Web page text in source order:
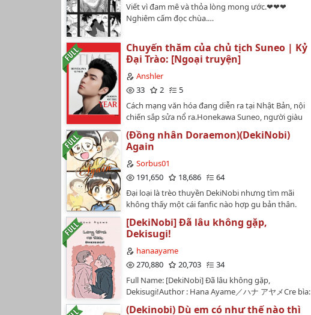
Viết vì đam mê và thỏa lòng mong ước.❤❤❤
Nghiêm cấm đọc chùa.…
Chuyến thăm của chủ tịch Suneo | Kỷ
Đại Trào: [Ngoại truyện]
Anshler
33
2
5
Cách mạng văn hóa đang diễn ra tại Nhật Bản, nội
chiến sắp sửa nổ ra.Honekawa Suneo, người giàu
đó.Anh ta có liên quan gì đến Doraemon không?
Mời mọi người đọc để biết.Tên truyện: Kỷ Đại Trào:
[Ngoại truyện] Chuyến thăm của chủ tịch
SuneoLưu ý : Câu chuyện này thuộc thể loại lịch sử
ngoài đời (bắt đầu từ năm 2012). Mọi sự kiện lịch
sử, nếu được đề cập, là hoàn toàn hư cấu.Optional:
Để biết thêm về bối cảnh, mọi người có thể đọc qua
chapter 7 và 15 của "Thì Thầm và Chuộc Lỗi
Vol.1".Đối tượng: 16+…
(Đồng nhân Doraemon)(DekiNobi)
Again
Sorbus01
191,650
18,686
64
Đại loại là trèo thuyền DekiNobi nhưng tìm mãi
không thấy một cái fanfic nào hợp gu bản thân.
AgainTác giả: Basho (or Sorbus)Beta: @VienCSuiThể
loại: đam mỹ, ngọt, 1×1, trọng sinh...Văn
án:Dekisugi Hidetoshi mở mắt, anh trở về quá
khứ.Theo đuổi ánh sáng, nắm tay người.(Tác giả
[DekiNobi] Đã lâu không gặp,
Dekisugi!
hanaayame
270,880
20,703
34
Full Name: [DekiNobi] Đã lâu không gặp,
Dekisugi!Author : Hana Ayame／ハナ アヤメCre bìa:
(Dekinobi) Dù em có như thế nào thì